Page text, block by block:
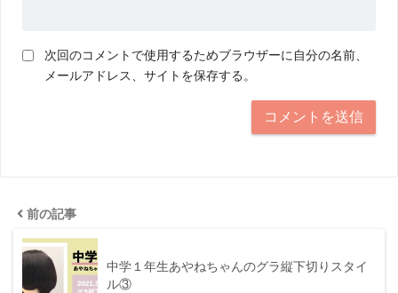
次回のコメントで使用するためブラウザーに自分の名前、
メールアドレス、サイトを保存する。
前の記事
中学１年生あやねちゃんのグラ縦下切りスタイ
ル③